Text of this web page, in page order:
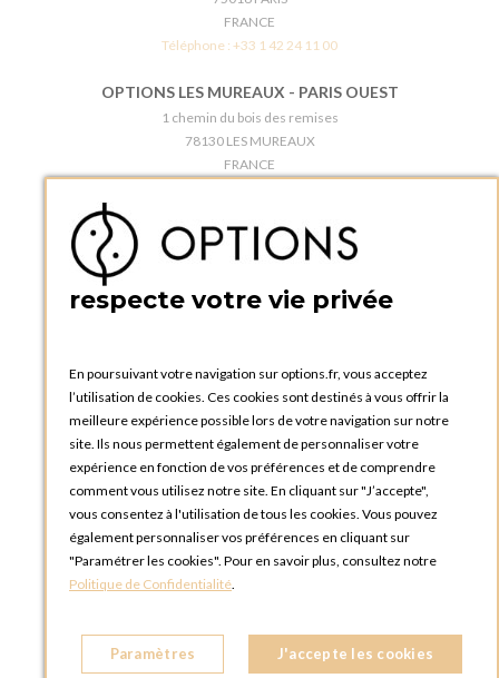
FRANCE
Téléphone : +33 1 42 24 11 00
OPTIONS LES MUREAUX - PARIS OUEST
1 chemin du bois des remises
78130 LES MUREAUX
FRANCE
BOUTIQUE OPTIONS - PARIS 5E
5 quai de la tournelle
FRANCE
OPTIONS ROUEN
Rue du Clos Tellier
76800 Saint-Etienne-du-Rouvray
FRANCE
Téléphone :+33 2 35 08 38 53
OPTIONS TOULOUSE
6 rue Gaye Marie, ZAC de Saint-Martin du Touch
31300 Toulouse
FRANCE
OPTIONS MC
respecte votre vie privée
En poursuivant votre navigation sur options.fr, vous acceptez
l’utilisation de cookies. Ces cookies sont destinés à vous offrir la
meilleure expérience possible lors de votre navigation sur notre
site. Ils nous permettent également de personnaliser votre
expérience en fonction de vos préférences et de comprendre
comment vous utilisez notre site. En cliquant sur "J’accepte",
vous consentez à l'utilisation de tous les cookies. Vous pouvez
également personnaliser vos préférences en cliquant sur
"Paramétrer les cookies". Pour en savoir plus, consultez notre
Politique de Confidentialité.
Paramètres J'accepte les cookies